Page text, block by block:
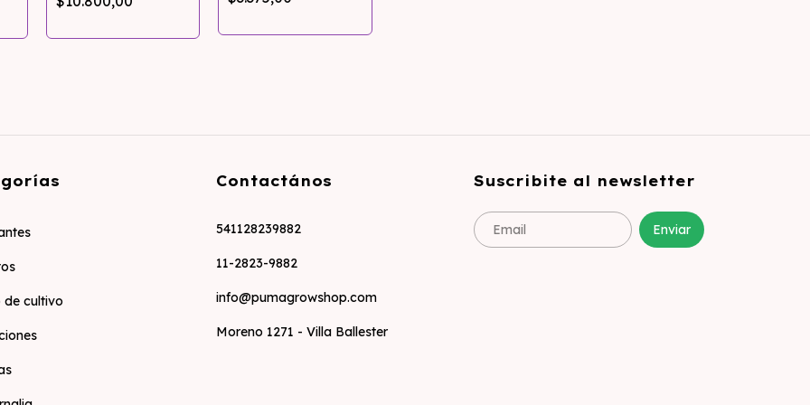
Dabber Tools
de cultivo
Contactános
541128239882
11-2823-9882
info@pumagrowshop.com
Moreno 1271 - Villa Ballester
Suscribite al newsletter